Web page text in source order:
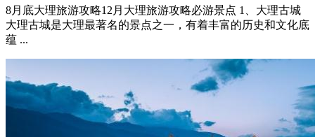
8月底大理旅游攻略12月大理旅游攻略必游景点 1、大理古城
大理古城是大理最著名的景点之一，有着丰富的历史和文化底
蕴 ...